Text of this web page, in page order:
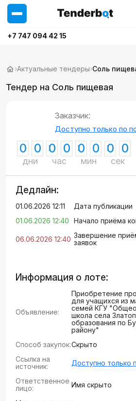
+7 747 094 42 15
›Актуальные тендеры›Соль
Тендер на Соль пищевая
Заказчик:
Доступно только по
0 0
дни
0 0
час
0 0
мин
0 0
сек
Дедлайн:
01.06.2026 12:11
Дата публикации
01.06.2026 12:40
Начало приёма
06.06.2026 12:40 Завершение
заявок
Информация о лоте:
Объявление:
Приобретение
для учащихся из
семей КГУ
школа села
образования по
району"
Способ закупок:Скрыто
Ссылка на
источник:
Доступно только
Ответственное
лицо:
Имя скрыто